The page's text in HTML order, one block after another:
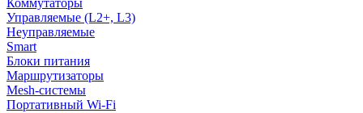
Коммутаторы
Управляемые (L2+, L3)
Неуправляемые
Smart
Блоки питания
Маршрутизаторы
Mesh-системы
Портативный Wi-Fi